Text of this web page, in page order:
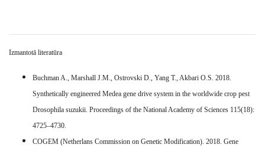
Izmantotā literatūra
Buchman A., Marshall J.M., Ostrovski D., Yang T., Akbari O.S. 2018.
Synthetically engineered Medea gene drive system in the worldwide crop pest
Drosophila suzukii. Proceedings of the National Academy of Sciences 115(18):
4725–4730.
COGEM (Netherlans Commission on Genetic Modification). 2018. Gene